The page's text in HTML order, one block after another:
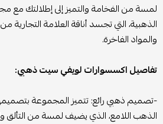
لمسة من الفخامة والتميز إلى إطلالتك مع
الذهبية، التي تجسد أناقة العلامة
والمواد الفاخرة.
تفاصيل اكسسوارات لويفي سيت ذهبي:
-تصميم ذهبي رائع: تتميز المجموعة
الذهب اللامع، الذي يضيف لمسة من التألق